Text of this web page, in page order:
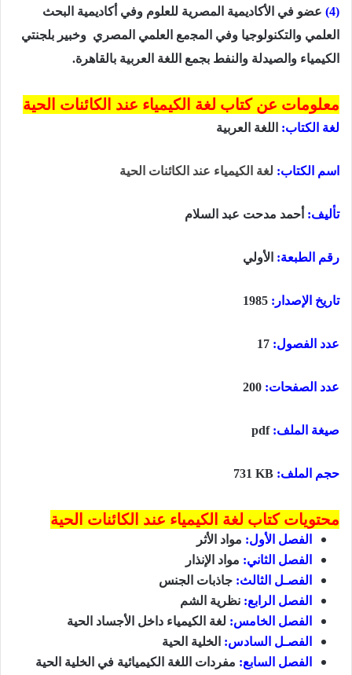
(4)
عضو في الأكاديمية المصرية للعلوم وفي أكاديمية البحث
العلمي والتكنولوجيا وفي اﻟﻤﺠمع العلمي المصري وخبير بلجنتي
الكيمياء والصيدلة والنفط بجمع اللغة العربية بالقاهرة.
معلومات عن كتاب لغة الكيمياء عند الكائنات الحية
لغة الكتاب: اللغة العربية
اسم الكتاب: لغة الكيمياء عند الكائنات الحية
تأليف: أحمد مدحت عبد السلام
رقم الطبعة: الأولي
تاريخ الإصدار: 1985
عدد الفصول: 17
عدد الصفحات: 200
صيغة الملف:pdf
حجم الملف: 731 KB
محتويات كتاب لغة الكيمياء عند الكائنات الحية
الفصل الأول: مواد الأثر
الفصل الثاني: مواد الإنذار
الفصـل الثالث: جاذبات الجنس
الفصل الرابع: نظرية الشم
الفصل الخامس: لغة الكيمياء داخل الأجساد الحية
الفصـل السادس: الخلية الحية
الفصل السابع: مفردات اللغة الكيميائية في الخلية الحية